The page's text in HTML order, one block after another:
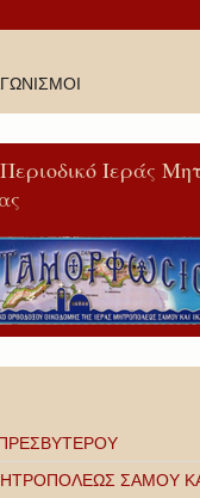
Ιεράς
ΣΑΜΟΥ ΚΑΙ